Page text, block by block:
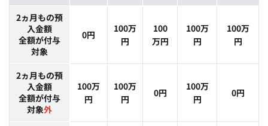
2ヵ月もの預
入金額
全額が付与
対象
0円
100万
円
100
万円
100万
円
100万
円
2ヵ月もの預
入金額
全額が付与
対象外
100万
円
100万
円
0円
100万
円
0円